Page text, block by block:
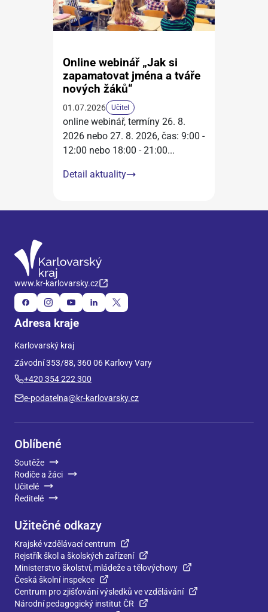
Online webinář „Jak si
zapamatovat jména a tváře
nových žáků“
01.07.2026 Učitel
online webinář, termíny 26. 8.
2026 nebo 27. 8. 2026, čas: 9:00 -
12:00 nebo 18:00 - 21:00...
Detail aktuality
www.kr-karlovarsky.cz
Adresa kraje
Karlovarský kraj
Závodní 353/88, 360 06 Karlovy Vary
+420 354 222 300
e-podatelna@kr-karlovarsky.cz
Oblíbené
Soutěže
Rodiče a žáci
Učitelé
Ředitelé
Užitečné odkazy
Krajské vzdělávací centrum
Rejstřík škol a školských zařízení
Ministerstvo školství, mládeže a tělovýchovy
Česká školní inspekce
Centrum pro zjišťování výsledků ve vzdělávání
Národní pedagogický institut ČR